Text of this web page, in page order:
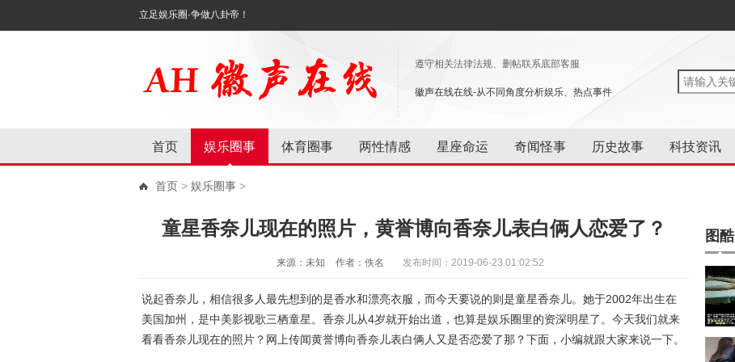
立足娱乐圈·争做八卦帝！
遵守相关法律法规、删帖联系底部客服
徽声在线在线-从不同角度分析娱乐、热点事件
首页 娱乐圈事 体育圈事 两性情感 星座命运 奇闻怪事 历史故事 科技资讯
首页 > 娱乐圈事 >
童星香奈儿现在的照片，黄誉博向香奈儿表白俩人恋爱了？
来源：未知 作者：佚名 发布时间：2019-06-23 01:02:52
说起香奈儿，相信很多人最先想到的是香水和漂亮衣服，而今天要说的则是童星香奈儿。她于2002年出生在
美国加州，是中美影视歌三栖童星。香奈儿从4岁就开始出道，也算是娱乐圈里的资深明星了。今天我们就来
看看香奈儿现在的照片？网上传闻黄誉博向香奈儿表白俩人又是否恋爱了那？下面，小编就跟大家来说一下。
图酷